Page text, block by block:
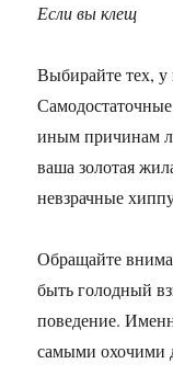
Если вы клещ
Выбирайте тех, у
иным причинам
ваша золотая
невзрачные
Обращайте
быть голодный
поведение.
самыми охочими